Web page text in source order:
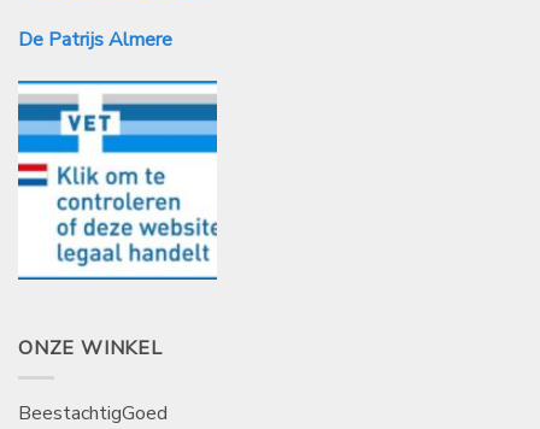
De Patrijs Almere
ONZE WINKEL
BeestachtigGoed